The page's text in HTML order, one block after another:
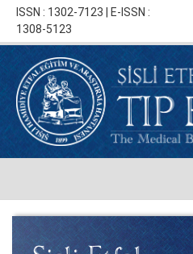
ISSN : 1302-7123 | E-ISSN :
1308-5123